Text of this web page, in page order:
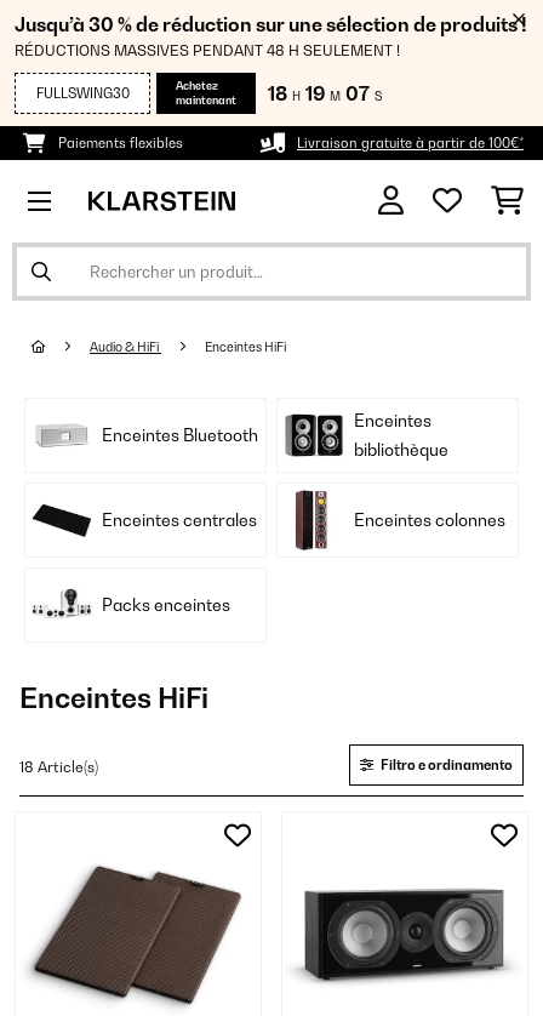
Jusqu’à 30 % de réduction sur une sélection de produits !
RÉDUCTIONS MASSIVES PENDANT 48 H SEULEMENT !
FULLSWING30
Achetez
maintenant
18 H 19 M 06 S
Paiements flexibles Livraison gratuite à partir de 100€*
Audio & HiFi Enceintes HiFi
Enceintes Bluetooth
Enceintes
bibliothèque
Enceintes centrales Enceintes colonnes
Packs enceintes
Enceintes HiFi
18 Article(s) Filtro e ordinamento